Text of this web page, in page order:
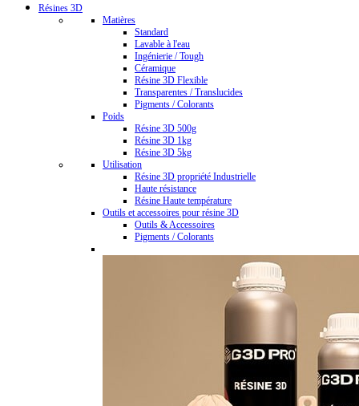
Résines 3D
Matières
Standard
Lavable à l'eau
Ingénierie / Tough
Céramique
Résine 3D Flexible
Transparentes / Translucides
Pigments / Colorants
Poids
Résine 3D 500g
Résine 3D 1kg
Résine 3D 5kg
Utilisation
Résine 3D propriété Industrielle
Haute résistance
Résine Haute température
Outils et accessoires pour résine 3D
Outils & Accessoires
Pigments / Colorants